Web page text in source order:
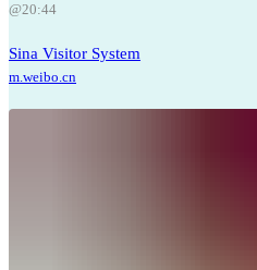
@20:44
Sina Visitor System
m.weibo.cn